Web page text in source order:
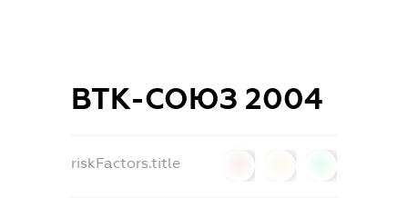
ВТК-СОЮЗ 2004
riskFactors.title